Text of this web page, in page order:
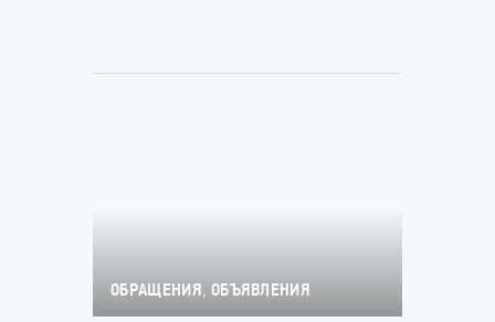
ОБРАЩЕНИЯ , ОБЪЯВЛЕНИЯ